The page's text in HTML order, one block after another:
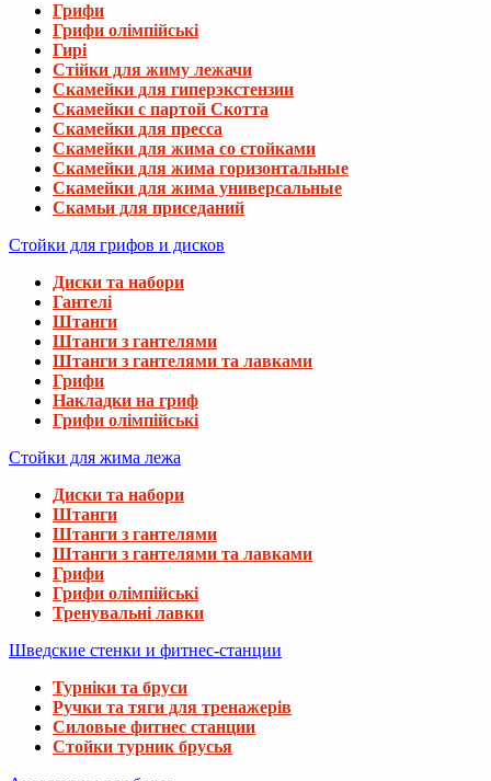
Грифи
Грифи олімпійські
Гирі
Стійки для жиму лежачи
Скамейки для гиперэкстензии
Скамейки с партой Скотта
Скамейки для пресса
Скамейки для жима со стойками
Скамейки для жима горизонтальные
Скамейки для жима универсальные
Скамьи для приседаний
Стойки для грифов и дисков
Диски та набори
Гантелі
Штанги
Штанги з гантелями
Штанги з гантелями та лавками
Грифи
Накладки на гриф
Грифи олімпійські
Стойки для жима лежа
Диски та набори
Штанги
Штанги з гантелями
Штанги з гантелями та лавками
Грифи
Грифи олімпійські
Тренувальні лавки
Шведские стенки и фитнес-станции
Турніки та бруси
Ручки та тяги для тренажерів
Силовые фитнес станции
Стойки турник брусья